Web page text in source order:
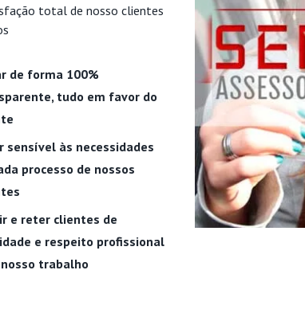
total de nosso clientes
de forma 100%
tudo em favor do
sensível às necessidades
processo de nossos
e reter clientes de
e respeito profissional
trabalho